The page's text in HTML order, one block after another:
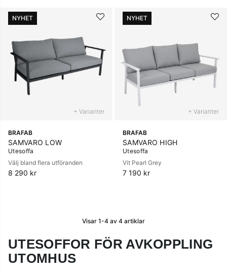
NYHET
+ Varianter
BRAFAB
SAMVARO LOW
Utesoffa
Välj bland flera utföranden
8 290 kr
NYHET
+ Varianter
BRAFAB
SAMVARO HIGH
Utesoffa
Vit Pearl Grey
7 190 kr
Visar 1-4 av 4 artiklar
UTESOFFOR FÖR AVKOPPLING
UTOMHUS